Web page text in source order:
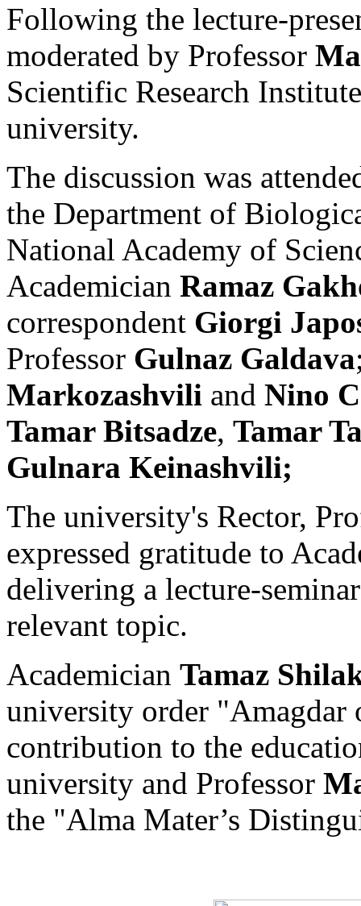
Following the lecture-
moderated by Professor
Scientific Research
university.
The discussion was
the Department of
National Academy of
Academician Ramaz
correspondent Giorgi
Professor Gulnaz Galdava
Markozashvili and Nino
Tamar Bitsadze, Tamar
Gulnara Keinashvili;
The university's Rector,
expressed gratitude to
delivering a lecture-
relevant topic.
Academician Tamaz
university order "Amagdar
contribution to the
university and Professor
the "Alma Mater’s